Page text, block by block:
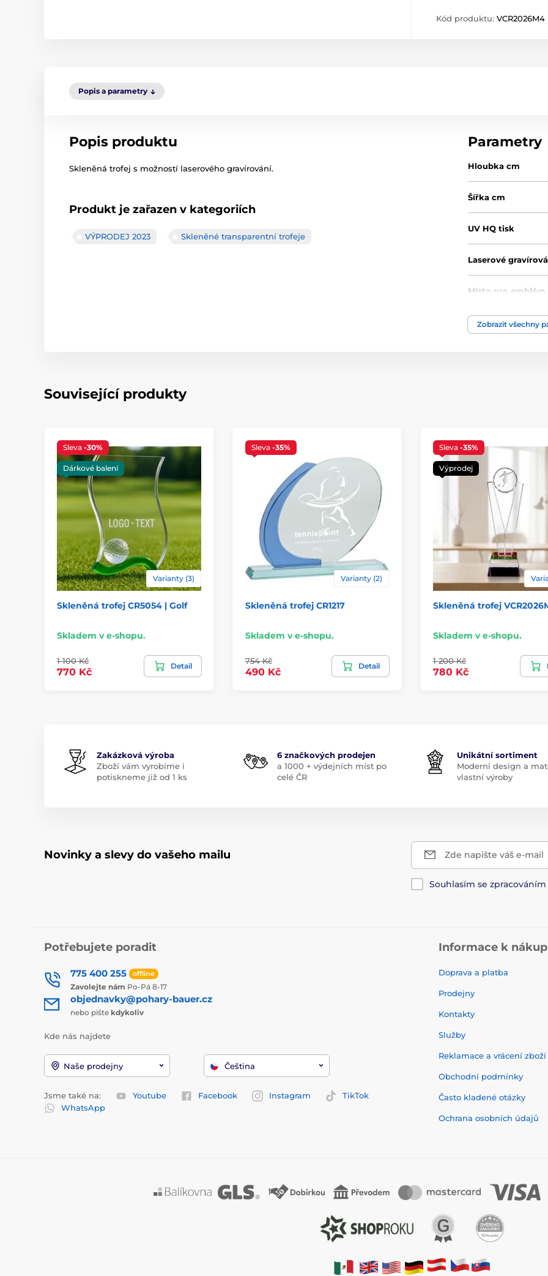
Kód produktu: VCR2026M4
Popis a parametry
Popis produktu
Skleněná trofej s možností laserového gravírování.
Produkt je zařazen v kategoriích
VÝPRODEJ 2023 Skleněné transparentní trofeje
Parametry
Hloubka cm
Šířka cm
UV HQ tisk
Laserové
Místo pro emblém
Místo pro štítek
Způsob
Zobrazit všechny
Související produkty
Sleva -30%
Dárkové balení
Varianty (3)
Skleněná trofej CR5054 | Golf
Skladem v e-shopu.
1 100 Kč
770 Kč
Detail
Sleva -35%
Varianty (2)
Skleněná trofej CR1217
Skladem v e-shopu.
754 Kč
490 Kč
Detail
Sleva -35%
Výprodej
Skleněná trofej
Skladem v e-shopu.
1 200 Kč
780 Kč
Zakázková výroba
Zboží vám vyrobíme i
potiskneme již od 1 ks
6 značkových prodejen
a 1000 + výdejních míst po
celé ČR
Unikátní sortiment
Moderní design a
vlastní výroby
Novinky a slevy do vašeho mailu Zde napište váš e-mail
Souhlasím se zpracováním
Potřebujete poradit
775 400 255 offline
Zavolejte nám Po-Pá 8-17
objednavky@pohary-bauer.cz
nebo pište kdykoliv
Kde nás najdete
Naše prodejny Čeština
Jsme také na: Youtube Facebook Instagram
TikTok
WhatsApp
Informace k
Doprava a platba
Prodejny
Kontakty
Služby
Reklamace a vrácení zboží
Obchodní podmínky
Často kladené otázky
Ochrana osobních údajů